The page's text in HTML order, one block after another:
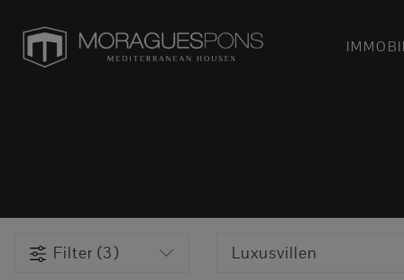
Filter (3) Luxusvillen